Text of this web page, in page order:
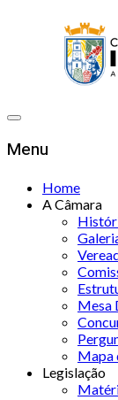
Menu
Home
A Câmara
Mesa
Mapa
Legislação